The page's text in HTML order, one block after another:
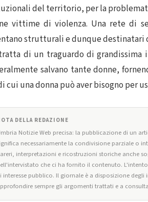
del territorio, per la
vittime di violenza. Una rete di
strutturali e dunque destinatari
di un traguardo di grandissima
salvano tante donne,
cui una donna può aver bisogno per
DELLA REDAZIONE
Notizie Web precisa: la pubblicazione di un
necessariamente la condivisione parziale o
interpretazioni e ricostruzioni storiche anche
che ci ha fornito il contenuto.
interesse pubblico. Il giornale è a disposizione
sempre gli argomenti trattati e a